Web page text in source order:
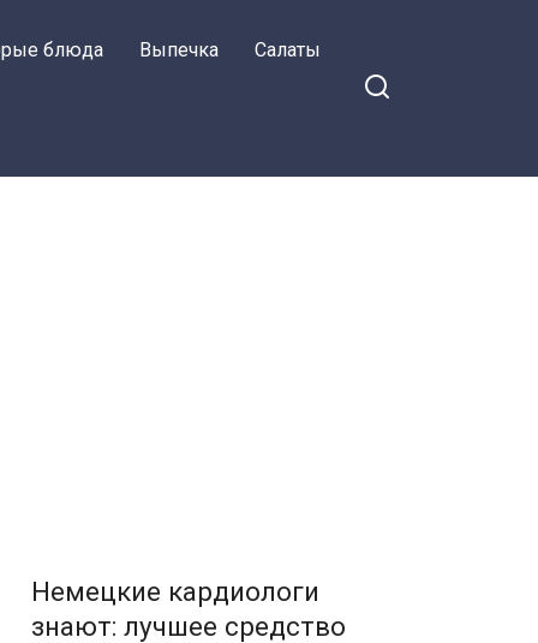
блюда Выпечка Салаты
Немецкие кардиологи
знают: лучшее средство